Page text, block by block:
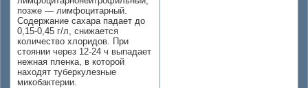
позже — лимфоцитарный.
Содержание сахара падает до
0,15-0,45 г/л, снижается
количество хлоридов. При
стоянии через 12-24 ч выпадает
нежная пленка, в которой
находят туберкулезные
микобактерии.